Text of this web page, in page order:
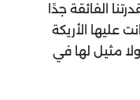
الفائقة جدًا
عليها الأريكة
مثيل لها في